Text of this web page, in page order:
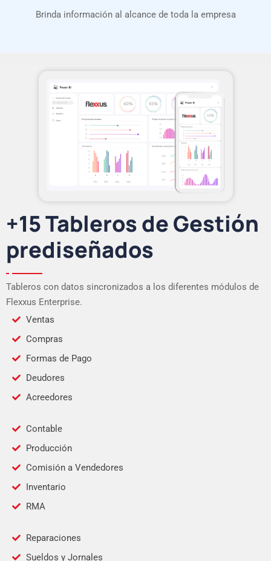
Brinda información al alcance de toda la empresa
+15 Tableros de Gestión
prediseñados
Tableros con datos sincronizados a los diferentes módulos de
Flexxus Enterprise.
Ventas
Compras
Formas de Pago
Deudores
Acreedores
Contable
Producción
Comisión a Vendedores
Inventario
RMA
Reparaciones
Sueldos y Jornales